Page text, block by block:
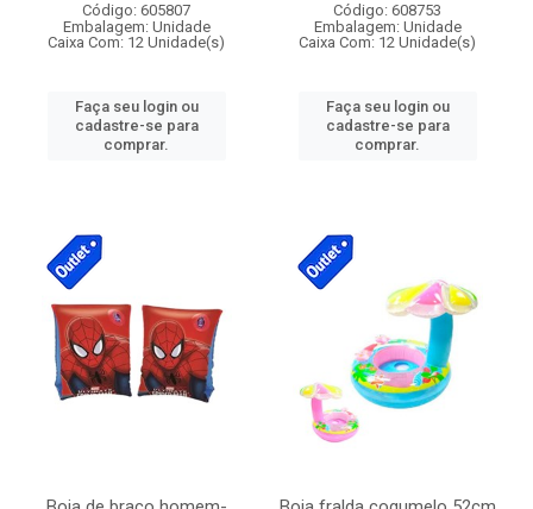
Código: 605807
Embalagem: Unidade
Caixa Com: 12 Unidade(s)
Faça seu login ou
cadastre-se para
comprar.
Código: 608753
Embalagem: Unidade
Caixa Com: 12 Unidade(s)
Faça seu login ou
cadastre-se para
comprar.